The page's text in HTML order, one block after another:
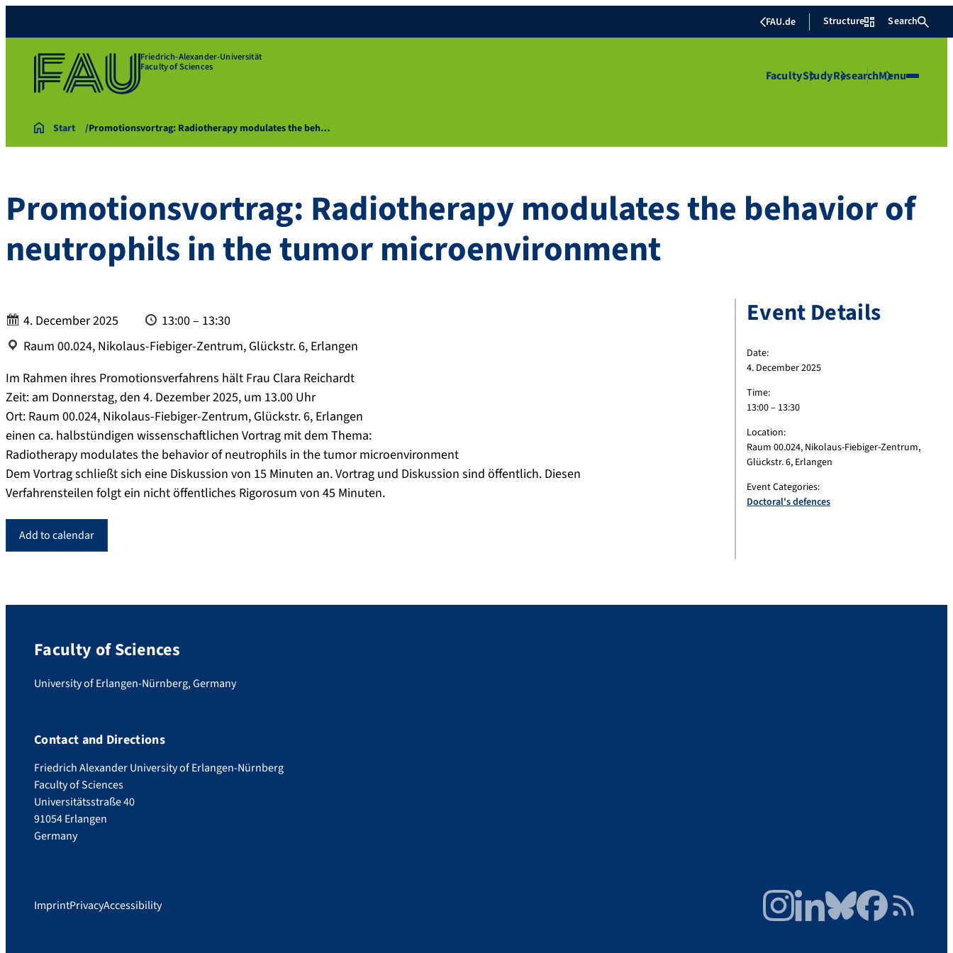
FAU.de Structure Search
Friedrich-Alexander-Universität
Faculty of Sciences
FacultyStudyResearchMenu
Start Promotionsvortrag: Radiotherapy modulates the beh…
Promotionsvortrag: Radiotherapy modulates the behavior of
neutrophils in the tumor microenvironment
Date:
4. December 2025 Time:
13:00 – 13:30
Location:
Raum 00.024, Nikolaus-Fiebiger-Zentrum, Glückstr. 6, Erlangen
Im Rahmen ihres Promotionsverfahrens hält Frau Clara Reichardt
Zeit: am Donnerstag, den 4. Dezember 2025, um 13.00 Uhr
Ort: Raum 00.024, Nikolaus-Fiebiger-Zentrum, Glückstr. 6, Erlangen
einen ca. halbstündigen wissenschaftlichen Vortrag mit dem Thema:
Radiotherapy modulates the behavior of neutrophils in the tumor microenvironment
Dem Vortrag schließt sich eine Diskussion von 15 Minuten an. Vortrag und Diskussion sind öffentlich. Diesen
Verfahrensteilen folgt ein nicht öffentliches Rigorosum von 45 Minuten.
Add to calendar
Event Details
Date:
4. December 2025
Time:
13:00 – 13:30
Location:
Raum 00.024, Nikolaus-Fiebiger-Zentrum,
Glückstr. 6, Erlangen
Event Categories:
Doctoral's defences
Faculty of Sciences
University of Erlangen-Nürnberg, Germany
Contact and Directions
Friedrich Alexander University of Erlangen-Nürnberg
Faculty of Sciences
Universitätsstraße 40
91054 Erlangen
Germany
ImprintPrivacyAccessibility InstagramLinkedInBlueskyFacebookRSS Feed